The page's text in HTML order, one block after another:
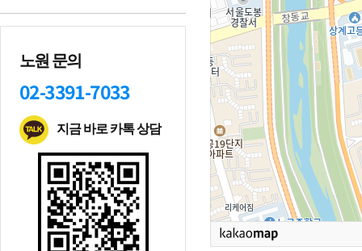
노원 문의
02-3391-7033
지금 바로 카톡 상담